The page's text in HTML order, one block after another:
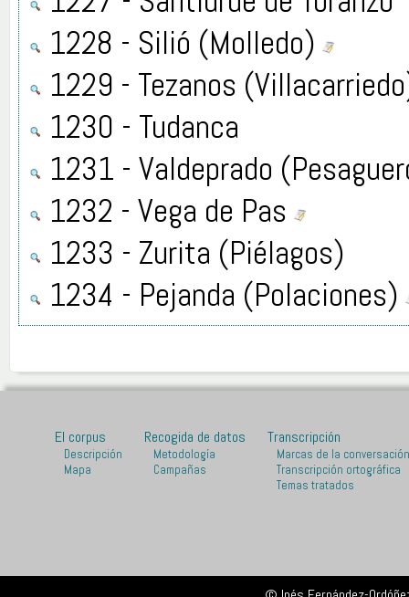
1228 - Silió (Molledo)
1229 - Tezanos
1230 - Tudanca
1231 - Valdeprado
1232 - Vega de Pas
1233 - Zurita (Piélagos)
1234 - Pejanda (Polaciones)
El corpus
Descripción
Mapa
Recogida de datos
Metodología
Campañas
Transcripción
Marcas de la conversación
Transcripción ortográfica
Temas tratados